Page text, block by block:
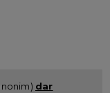
dar